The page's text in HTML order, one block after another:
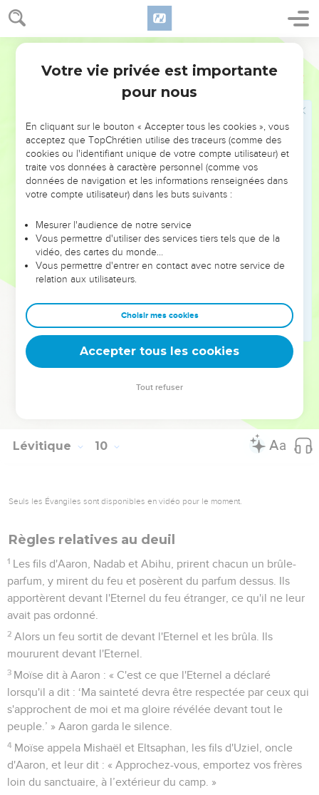
Lévitique 9
Il offrit l'holocauste en le sacrifiant conformément à la
règle.
Il présenta l'offrande, en prit une poignée et la brûla sur
Il égorgea le bœuf et le bélier en sacrifice de communion
pour le peuple. Ses fils lui présentèrent le sang et il le versa
Ils lui présentèrent la graisse du bœuf et du bélier, la
queue, la graisse qui couvre les entrailles, les rognons et le
grand lobe du foie ;
ils mirent les graisses sur les poitrines et il brûla les
Aaron fit devant l'Eternel le geste de présentation avec les
poitrines et la cuisse droite, comme Moïse l'avait ordonné.
Aaron leva ses mains vers le peuple et le bénit. Puis il
descendit, après avoir offert le sacrifice d'expiation,
l'holocauste et le sacrifice de communion.
Moïse et Aaron entrèrent dans la tente de la rencontre.
Lorsqu'ils en sortirent, ils bénirent le peuple et la gloire de
l'Eternel apparut à tout le peuple.
Un feu sortit de devant l'Eternel et brûla l'holocauste et les
Lévitique 10
Seuls les Évangiles sont disponibles en vidéo pour le moment.
Règles relatives au deuil
1 Les fils d'Aaron, Nadab et Abihu, prirent chacun un brûle-
parfum, y mirent du feu et posèrent du parfum dessus. Ils
apportèrent devant l'Eternel du feu étranger, ce qu'il ne leur
avait pas ordonné.
2 Alors un feu sortit de devant l'Eternel et les brûla. Ils
moururent devant l'Eternel.
3 Moïse dit à Aaron : « C'est ce que l'Eternel a déclaré
lorsqu'il a dit : ‘Ma sainteté devra être respectée par ceux qui
s'approchent de moi et ma gloire révélée devant tout le
peuple.’ » Aaron garda le silence.
4 Moïse appela Mishaël et Eltsaphan, les fils d'Uziel, oncle
d'Aaron, et leur dit : « Approchez-vous, emportez vos frères
loin du sanctuaire, à l’extérieur du camp. »
Votre vie privée est importante
pour nous
En cliquant sur le bouton « Accepter tous les cookies », vous
acceptez que TopChrétien utilise des traceurs (comme des
cookies ou l'identifiant unique de votre compte utilisateur) et
traite vos données à caractère personnel (comme vos
données de navigation et les informations renseignées dans
votre compte utilisateur) dans les buts suivants :
Mesurer l'audience de notre service
Vous permettre d'utiliser des services tiers tels que de la
vidéo, des cartes du monde…
Vous permettre d'entrer en contact avec notre service de
relation aux utilisateurs.
Choisir mes cookies
Accepter tous les cookies
Tout refuser